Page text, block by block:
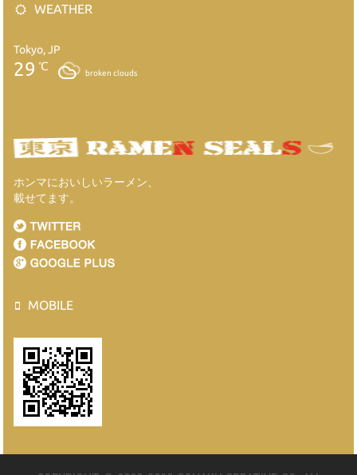
WEATHER
Tokyo, JP
29 ℃
broken clouds
ホンマにおいしいラーメン、
載せてます。
MOBILE